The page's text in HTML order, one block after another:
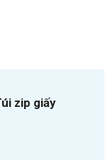
zip giấy